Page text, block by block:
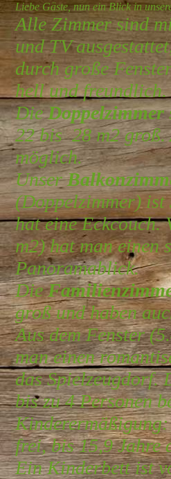
Liebe Gäste, nun ein Blick in
Alle Zimmer sind
und TV
durch große
hell und freundlich.
DieDoppelzimmer
22 bis 28 m2 groß.
möglich.
Unser
(Doppelzimmer) ist
hat eine Eckcouch.
m2) hat man einen
Panoramablick.
Die
groß und haben
Aus dem Fenster
man einen
das Spielzeugdorf.
bis zu 4 Personen
frei, bis 15,9 Jahre
Ein Kinderbett ist